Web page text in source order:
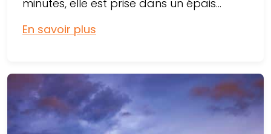
minutes, elle est prise dans un épais...
En savoir plus